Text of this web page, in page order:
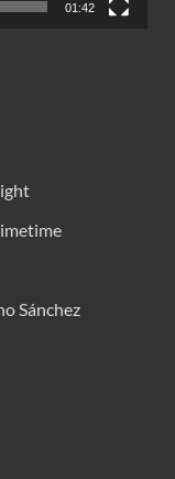
01:42
Sánchez